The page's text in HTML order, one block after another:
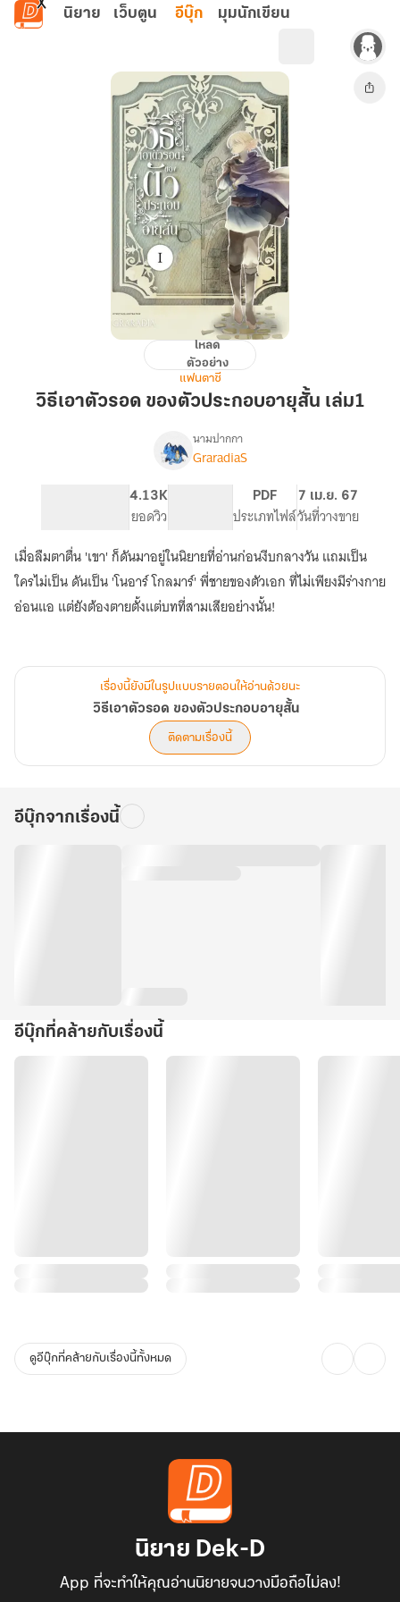
ข้ามไปยังเนื้อหาหลัก
นิยาย เว็บตูน อีบุ๊ก มุมนักเขียน
ตัว
ตัวประกอบ
เล่ม1
โหลด
ตัวอย่าง
แฟนตาซี
วิธีเอาตัวรอด ของตัวประกอบอายุสั้น เล่ม1
เรื่อง
ของ
ตัวประกอบ
อายุ
สั้น
นามปากกา
GraradiaS
4.13K
ยอดวิว
PDF
ประเภทไฟล์
7 เม.ย. 67
วันที่วางขาย
เมื่อลืมตาตื่น 'เขา' ก็ดันมาอยู่ในนิยายที่อ่านก่อนงีบกลางวัน แถมเป็น
ใครไม่เป็น ดันเป็น 'โนอาร์ โกลมาร์' พี่ชายของตัวเอก ที่ไม่เพียงมีร่างกาย
อ่อนแอ แต่ยังต้องตายตั้งแต่บทที่สามเสียอย่างนั้น!
เรื่องนี้ยังมีในรูปแบบรายตอนให้อ่านด้วยนะ
วิธีเอาตัวรอด ของตัวประกอบอายุสั้น
ติดตามเรื่องนี้
อีบุ๊กจากเรื่องนี้
อีบุ๊กที่คล้ายกับเรื่องนี้
ดูอีบุ๊กที่คล้ายกับเรื่องนี้ทั้งหมด
นิยาย Dek-D
App ที่จะทำให้คุณอ่านนิยายจนวางมือถือไม่ลง!